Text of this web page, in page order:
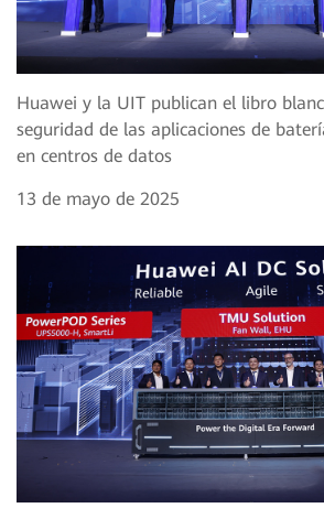
Huawei y la UIT publican el libro
seguridad de las aplicaciones de
en centros de datos
13 de mayo de 2025